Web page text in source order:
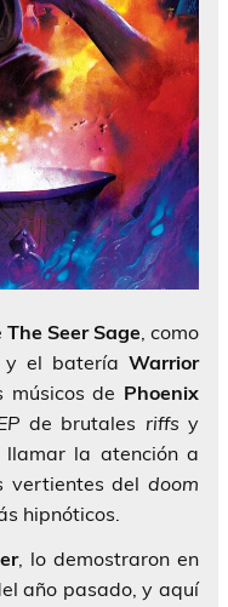
The Seer Sage, como
y el batería Warrior
músicos de Phoenix
de brutales riffs y
llamar la atención a
vertientes del doom
hipnóticos.
, lo demostraron en
año pasado, y aquí